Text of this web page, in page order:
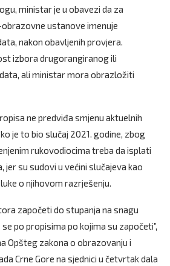
ministar je u obavezi da za
ustanove imenuje
nakon obavljenih provjera.
izbora drugorangiranog ili
ali ministar mora obrazložiti
ne predviđa smjenu aktuelnih
je to bio slučaj 2021. godine, zbog
rukovodiocima treba da isplati
jer su sudovi u većini slučajeva kao
o njihovom razrješenju.
započeti do stupanja na snagu
po propisima po kojima su započeti”,
Opšteg zakona o obrazovanju i
Crne Gore na sjednici u četvrtak dala